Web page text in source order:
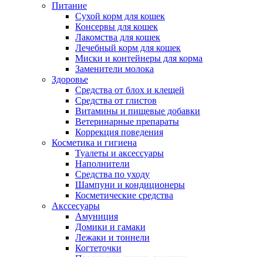
Питание
Сухой корм для кошек
Консервы для кошек
Лакомства для кошек
Лечебный корм для кошек
Миски и контейнеры для корма
Заменители молока
Здоровье
Средства от блох и клещей
Средства от глистов
Витамины и пищевые добавки
Ветеринарные препараты
Коррекция поведения
Косметика и гигиена
Туалеты и аксессуары
Наполнители
Средства по уходу
Шампуни и кондиционеры
Косметические средства
Акссесуары
Амуниция
Домики и гамаки
Лежаки и тоннели
Когтеточки